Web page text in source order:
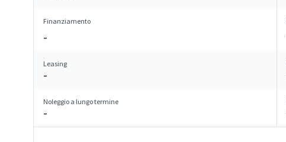
Finanziamento
–
Leasing
–
Noleggio a lungo termine
–